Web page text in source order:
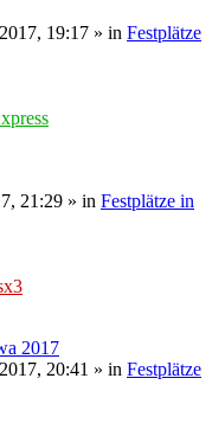
19:17 » in Festplätze
21:29 » in Festplätze in
2017
20:41 » in Festplätze